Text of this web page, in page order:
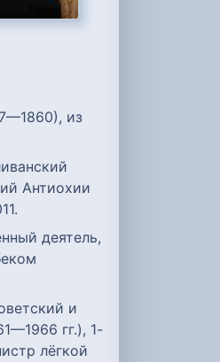
из
Антиохии
деятель,
и
гг.), 1-
лёгкой